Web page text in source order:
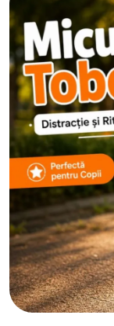
Cantemir
Causeni
Ceadir-Lunga
Chisinau
Cimislia
Comrat
Criuleni
Donduseni
Drochia
Dubasari
Edinet
Falesti